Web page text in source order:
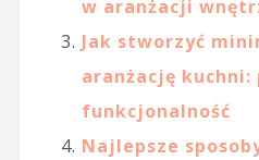
w aranżacji
Jak stworzyć
aranżację
funkcjonalność
Najlepsze